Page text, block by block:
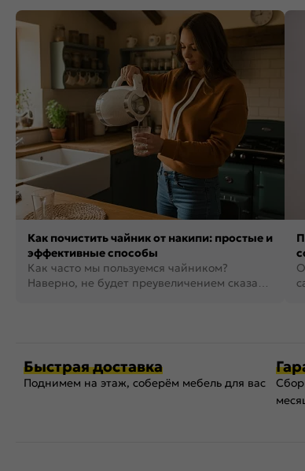
Как почистить чайник от накипи: простые и
эффективные способы
Как часто мы пользуемся чайником?
Наверно, не будет преувеличением сказать,
Быстрая доставка
Поднимем на этаж, соберём мебель для вас